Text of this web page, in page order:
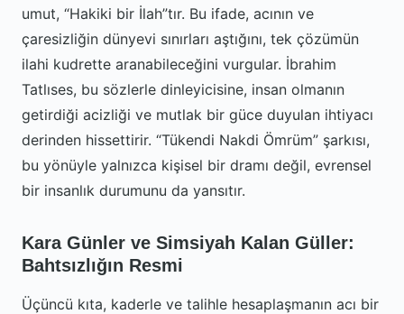
umut, “Hakiki bir İlah”tır. Bu ifade, acının ve
çaresizliğin dünyevi sınırları aştığını, tek çözümün
ilahi kudrette aranabileceğini vurgular. İbrahim
Tatlıses, bu sözlerle dinleyicisine, insan olmanın
getirdiği acizliği ve mutlak bir güce duyulan ihtiyacı
derinden hissettirir. “Tükendi Nakdi Ömrüm” şarkısı,
bu yönüyle yalnızca kişisel bir dramı değil, evrensel
bir insanlık durumunu da yansıtır.
Kara Günler ve Simsiyah Kalan Güller:
Bahtsızlığın Resmi
Üçüncü kıta, kaderle ve talihle hesaplaşmanın acı bir